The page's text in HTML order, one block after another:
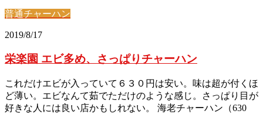
普通チャーハン
2019/8/17
栄楽園 エビ多め、さっぱりチャーハン
これだけエビが入っていて６３０円は安い。味は超が付くほ
ど薄い。エビなんて茹でただけのような感じ。さっぱり目が
好きな人には良い店かもしれない。 海老チャーハン（630